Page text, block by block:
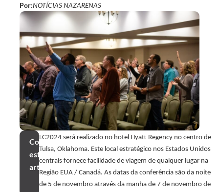
Por:NOTÍCIAS NAZARENAS
Compartilhar
este
artigo
LC2024 será realizado no hotel Hyatt Regency no centro de
Tulsa, Oklahoma. Este local estratégico nos Estados Unidos
centrais fornece facilidade de viagem de qualquer lugar na
Região EUA / Canadá. As datas da conferência são da noite
de 5 de novembro através da manhã de 7 de novembro de